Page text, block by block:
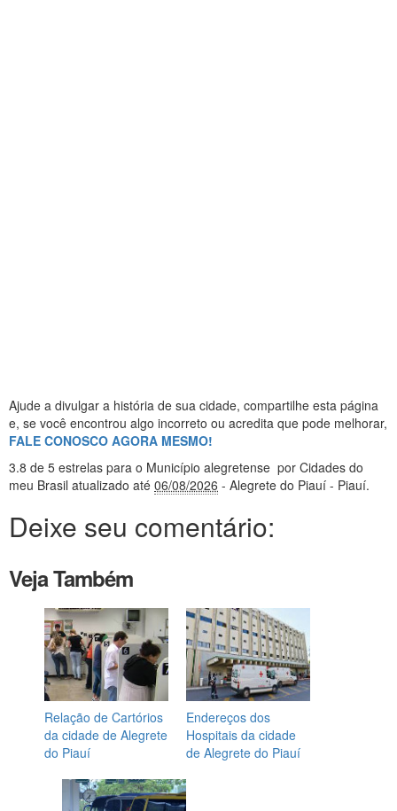
Ajude a divulgar a história de sua cidade, compartilhe esta página
e, se você encontrou algo incorreto ou acredita que pode melhorar,
FALE CONOSCO AGORA MESMO!
3.8 de 5 estrelas para o Município alegretense por Cidades do
meu Brasil atualizado até 06/08/2026 - Alegrete do Piauí - Piauí.
Deixe seu comentário:
Veja Também
Relação de Cartórios
da cidade de Alegrete
do Piauí
Endereços dos
Hospitais da cidade
de Alegrete do Piauí